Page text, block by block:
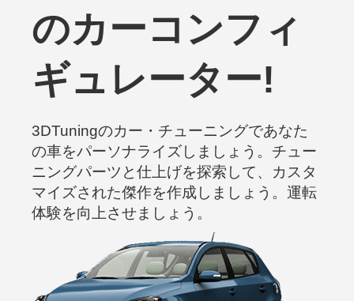
のカーコンフィ
ギュレーター!
3DTuningのカー・チューニングであなた
の車をパーソナライズしましょう。チュー
ニングパーツと仕上げを探索して、カスタ
マイズされた傑作を作成しましょう。運転
体験を向上させましょう。